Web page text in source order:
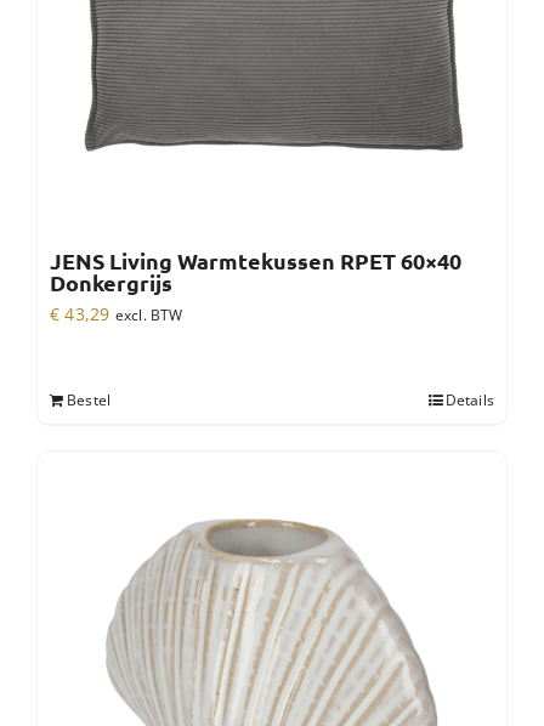
JENS Living Warmtekussen RPET 60×40
Donkergrijs
€ 43,29 excl. BTW
Bestel Details